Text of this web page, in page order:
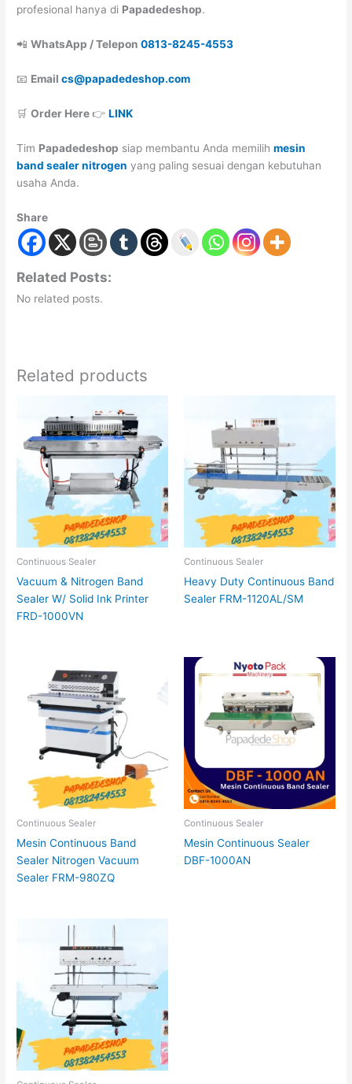
profesional hanya di Papadedeshop.
📲WhatsApp / Telepon0813-8245-4553
📧 Emailcs@papadedeshop.com
🛒Order Here 👉LINK
Tim Papadedeshop siap membantu Anda memilihmesin
band sealer nitrogen yang paling sesuai dengan kebutuhan
usaha Anda.
Share
Related Posts:
No related posts.
Related products
Continuous Sealer
Vacuum & Nitrogen Band
Sealer W/ Solid Ink Printer
FRD-1000VN
Continuous Sealer
Heavy Duty Continuous Band
Sealer FRM-1120AL/SM
Continuous Sealer
Mesin Continuous Band
Sealer Nitrogen Vacuum
Sealer FRM-980ZQ
Continuous Sealer
Mesin Continuous Sealer
DBF-1000AN